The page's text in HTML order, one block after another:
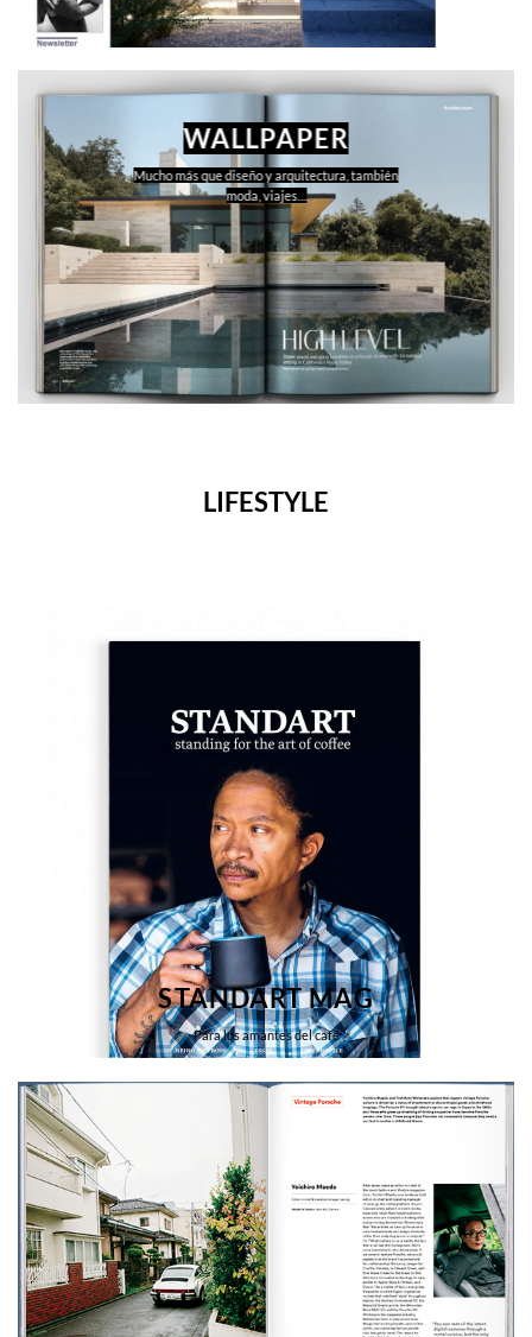
WALLPAPER
Mucho más que diseño y arquitectura, también
moda, viajes…
LIFESTYLE
STANDART MAG
Para los amantes del café